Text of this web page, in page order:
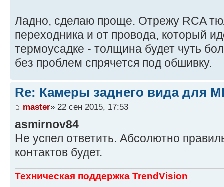
Ладно, сделаю проще. Отрежу RCA
переходника и от провода, который
термоусадке - толщина будет чуть
без проблем спрячется под обшивку.
Re: Камеры заднего вида для
master» 22 сен 2015, 17:53
asmirnov84
Не успел ответить. Абсолютно
контактов будет.
Техническая поддержка TrendVision